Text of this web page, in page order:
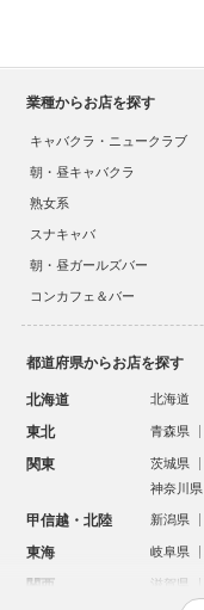
業種からお店を探す
キャバクラ・ニュークラブ
朝・昼キャバクラ
熟女系
スナキャバ
朝・昼ガールズバー
コンカフェ＆バー
都道府県からお店を探す
北海道 北海道
東北 青森県
関東 茨城県
神奈川県
甲信越・北陸 新潟県
東海 岐阜県
関西 滋賀県